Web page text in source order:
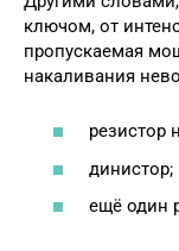
ключом, от
пропускаемая
накаливания
резистор
динистор;
ещё один